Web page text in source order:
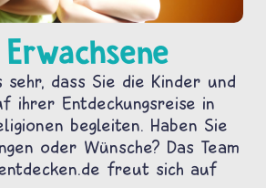
dass Sie die Kinder und
ihrer Entdeckungsreise in
begleiten. Haben Sie
oder Wünsche? Das Team
freut sich auf